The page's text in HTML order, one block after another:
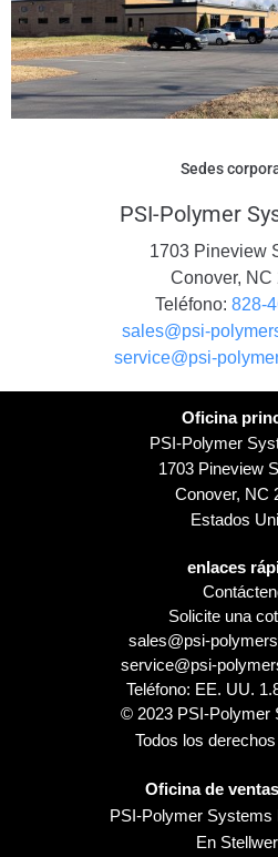
Sedes
PSI-Polymer
1703 Pineview
Conover, NC
Teléfono: 828-
sales@psi-
service@psi-
Oficina
PSI-Polymer
1703 Pineview
Conover, NC
Estados
enlaces
Solicite una
sales@psi-
service@psi-
Teléfono: EE. UU.
© 2023 PSI-Polymer
Todos los
Oficina de
PSI-Polymer Systems
En